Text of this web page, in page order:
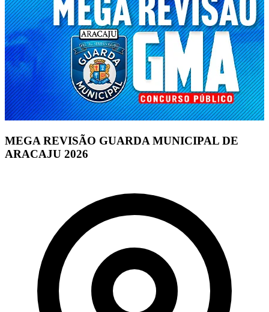
MEGA REVISÃO GUARDA MUNICIPAL DE
ARACAJU 2026